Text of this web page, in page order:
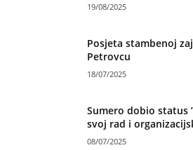
19/08/2025
Posjeta stambenoj
Petrovcu
18/07/2025
Sumero dobio status
svoj rad i
08/07/2025